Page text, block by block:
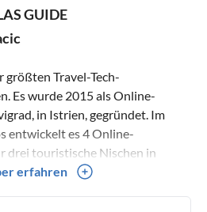
GUIDE
größten Travel-Tech-
Es wurde 2015 als Online-
in Istrien, gegründet. Im
entwickelt es 4 Online-
drei touristische Nischen in
Mobilheime sowie Villen
erfahren